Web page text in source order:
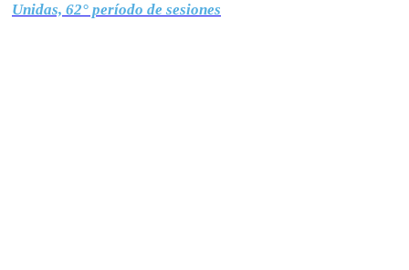
Unidas, 62° período de sesiones